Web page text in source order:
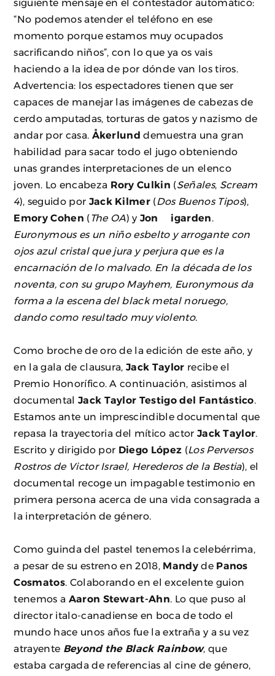
siguiente mensaje en el contestador automático:
“No podemos atender el teléfono en ese
momento porque estamos muy ocupados
sacrificando niños”, con lo que ya os vais
haciendo a la idea de por dónde van los tiros.
Advertencia: los espectadores tienen que ser
capaces de manejar las imágenes de cabezas de
cerdo amputadas, torturas de gatos y nazismo de
andar por casa. Åkerlund demuestra una gran
habilidad para sacar todo el jugo obteniendo
unas grandes interpretaciones de un elenco
joven. Lo encabeza Rory Culkin (Señales, Scream
4), seguido por Jack Kilmer (Dos Buenos Tipos),
Emory Cohen (The OA) y Jon Øigarden.
Euronymous es un niño esbelto y arrogante con
ojos azul cristal que jura y perjura que es la
encarnación de lo malvado. En la década de los
noventa, con su grupo Mayhem, Euronymous da
forma a la escena del black metal noruego,
dando como resultado muy violento.
Como broche de oro de la edición de este año, y
en la gala de clausura,Jack Taylor recibe el
Premio Honorífico. A continuación, asistimos al
documental Jack Taylor Testigo del Fantástico.
Estamos ante un imprescindible documental que
repasa la trayectoria del mítico actor Jack Taylor.
Escrito y dirigido por Diego López (Los Perversos
Rostros de Victor Israel, Herederos de la Bestia), el
documental recoge un impagable testimonio en
primera persona acerca de una vida consagrada a
la interpretación de género.
Como guinda del pastel tenemos la celebérrima,
a pesar de su estreno en 2018, Mandyde Panos
Cosmatos. Colaborando en el excelente guion
tenemos a Aaron Stewart-Ahn. Lo que puso al
director italo-canadiense en boca de todo el
mundo hace unos años fue la extraña y a su vez
atrayente Beyond the Black Rainbow, que
estaba cargada de referencias al cine de género,